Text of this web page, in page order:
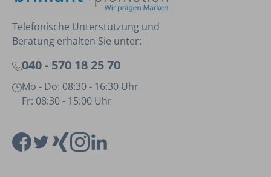
Telefonische Unterstützung und
Beratung erhalten Sie unter:
040 - 570 18 25 70
Mo - Do: 08:30 - 16:30 Uhr
Fr: 08:30 - 15:00 Uhr